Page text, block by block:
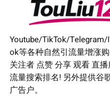
Youtube/TikTok/
ok等各种自然引流量增涨
关注者 点赞 分享 观看 直
流量搜索排名! 另外提供谷
广告户。